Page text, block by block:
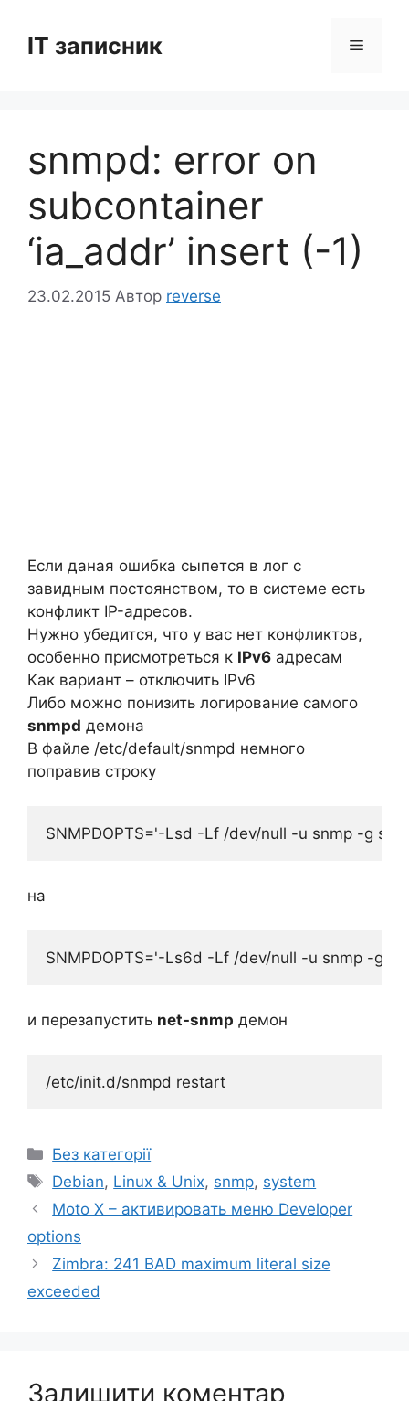
вмістуIT записник Меню
snmpd: error on
subcontainer
‘ia_addr’ insert (-1)
23.02.2015 Автор reverse
Если даная ошибка сыпется в лог с
завидным постоянством, то в системе есть
конфликт IP-адресов.
Нужно убедится, что у вас нет конфликтов,
особенно присмотреться к IPv6 адресам
Как вариант – отключить IPv6
Либо можно понизить логирование самого
snmpd демона
В файле /etc/default/snmpd немного
поправив строку
на
и перезапустить net-snmp демон
Категорії
Без категорії
Позначки
Debian, Linux & Unix, snmp, system
Moto X – активировать меню Developer
options
Zimbra: 241 BAD maximum literal size
exceeded
Залишити коментар